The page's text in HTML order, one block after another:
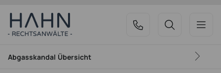
Abgasskandal Übersicht